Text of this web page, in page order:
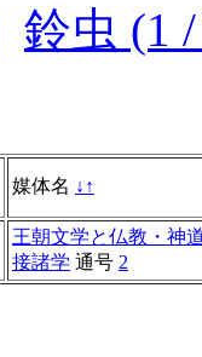
鈴虫 (1
媒体名 ↓ ↑
王朝文学と仏教・神
接諸学 通号 2